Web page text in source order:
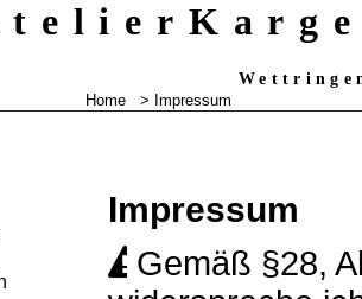
Home > Impressum
Impressum
Gemäß §28,